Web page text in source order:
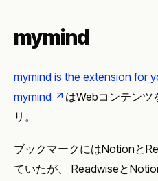
mymind
mymind is the extension for
mymind
はWebコンテン
リ。
ブックマークにはNotionと
ていたが、 Readwiseと